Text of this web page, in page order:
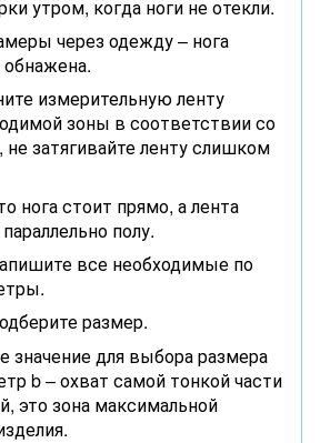
утром, когда ноги не отекли.
через одежду – нога
измерительную ленту
зоны в соответствии со
затягивайте ленту слишком
нога стоит прямо, а лента
полу.
все необходимые по
размер.
значение для выбора размера
b – охват самой тонкой части
это зона максимальной